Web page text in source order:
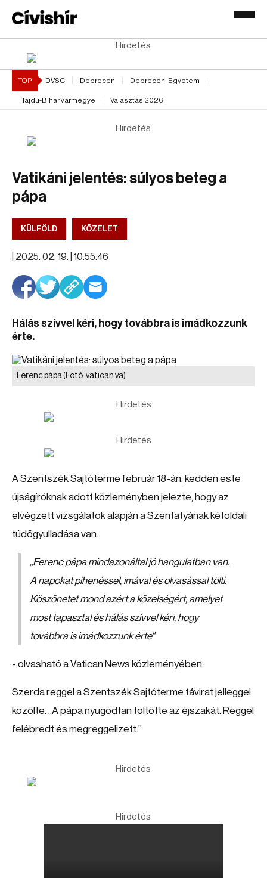
Hirdetés
TOP DVSC Debrecen Debreceni Egyetem
Hajdú-Bihar vármegye Választás 2026
Hirdetés
Vatikáni jelentés: súlyos beteg a
pápa
KÜLFÖLD KÖZÉLET
2025. 02. 19. | 10:55:46
Hálás szívvel kéri, hogy továbbra is imádkozzunk
érte.
Ferenc pápa(Fotó: vatican.va)
Hirdetés
Hirdetés
A Szentszék Sajtóterme február 18-án, kedden este
újságíróknak adott közleményben jelezte, hogy az
elvégzett vizsgálatok alapján a Szentatyának kétoldali
tüdőgyulladása van.
„Ferenc pápa mindazonáltal jó hangulatban van.
A napokat pihenéssel, imával és olvasással tölti.
Köszönetet mond azért a közelségért, amelyet
most tapasztal és hálás szívvel kéri, hogy
továbbra is imádkozzunk érte"
- olvasható a Vatican News közleményében.
Szerda reggel a Szentszék Sajtóterme távirat jelleggel
közölte: „A pápa nyugodtan töltötte az éjszakát. Reggel
felébredt és megreggelizett.”
Hirdetés
Hirdetés